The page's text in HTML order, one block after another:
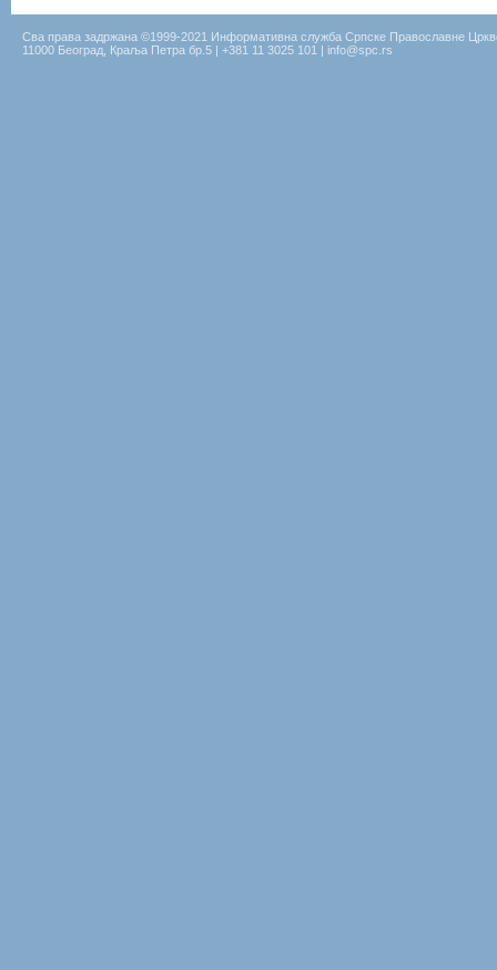
Сва права задржана ©1999-2021 Информативна служба Српске Православне
11000 Београд, Краља Петра бр.5 | +381 11 3025 101 | info@spc.rs